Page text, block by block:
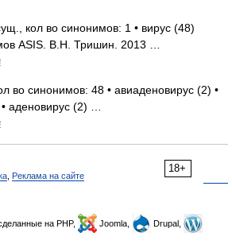
кол во синонимов: 1 • вирус (48)
ASIS. В.Н. Тришин. 2013 …
во синонимов: 48 • авиаденовирус (2) •
аденовирус (2) …
18+
Реклама на сайте
сделанные на PHP, Joomla,
Drupal,